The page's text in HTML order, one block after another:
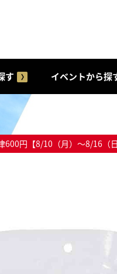
す イベントから探
円【8/10（月）～8/16（